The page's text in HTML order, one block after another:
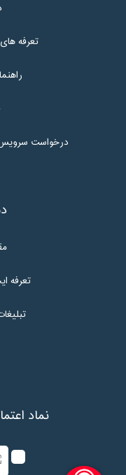
تعرفه های
درخواست سرویس
تعرفه
نماد